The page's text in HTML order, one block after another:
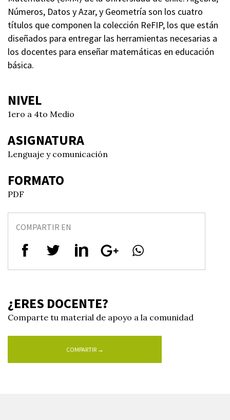
Números, Datos y Azar, y Geometría son los cuatro
títulos que componen la colección ReFIP, los que están
diseñados para entregar las herramientas necesarias a
los docentes para enseñar matemáticas en educación
básica.
NIVEL
1ero a 4to Medio
ASIGNATURA
Lenguaje y comunicación
FORMATO
PDF
COMPARTIR EN
¿ERES DOCENTE?
Comparte tu material de apoyo a la comunidad
COMPARTIR →